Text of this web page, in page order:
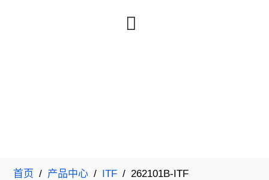
首页 / 产品中心 / ITF / 262101B-ITF